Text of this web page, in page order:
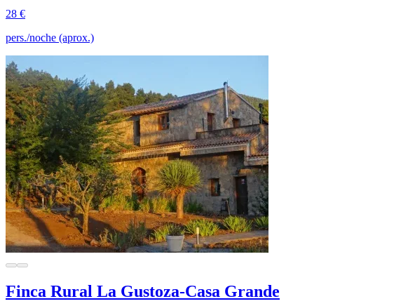
28 €
pers./noche (aprox.)
Finca Rural La Gustoza-Casa Grande